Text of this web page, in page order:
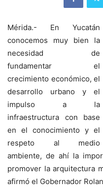
Mérida.- En Yucatán
conocemos muy bien la
necesidad de
fundamentar el
crecimiento económico, el
desarrollo urbano y el
impulso a la
infraestructura con base
en el conocimiento y el
respeto al medio
ambiente, de ahí la
promover la arquitectura
afirmó el Gobernador